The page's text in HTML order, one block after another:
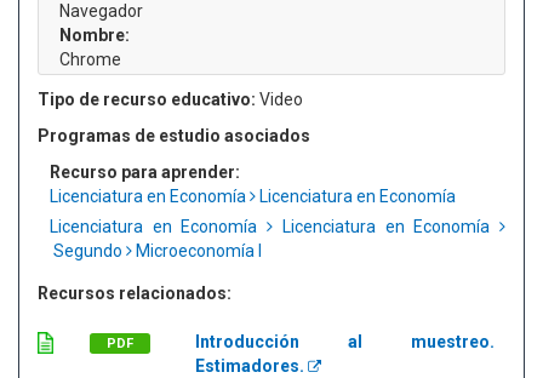
Navegador
Nombre:
Chrome
Tipo de recurso educativo: Video
Programas de estudio asociados
Recurso para aprender:
Licenciatura en Economía
Licenciatura en Economía
Licenciatura en Economía
Licenciatura en Economía
Segundo
Microeconomía I
Recursos relacionados:
PDF
Introducción al muestreo.
Estimadores.